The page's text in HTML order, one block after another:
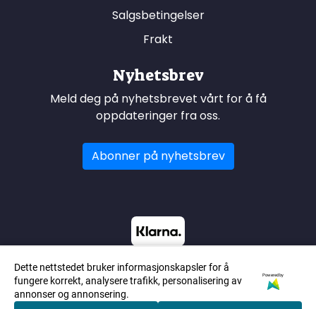
Salgsbetingelser
Frakt
Nyhetsbrev
Meld deg på nyhetsbrevet vårt for å få
oppdateringer fra oss.
Abonner på nyhetsbrev
Dette nettstedet bruker informasjonskapsler for å
fungere korrekt, analysere trafikk, personalisering av
annonser og annonsering.
Powered by